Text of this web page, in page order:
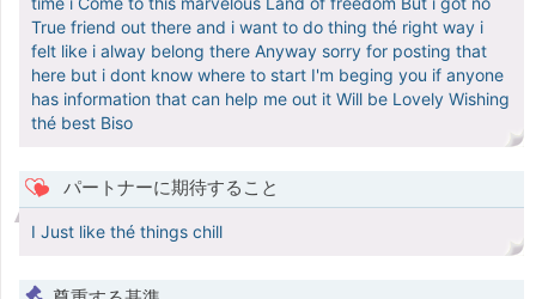
True friend out there and i want to do thing thé right way i
felt like i alway belong there Anyway sorry for posting that
here but i dont know where to start I'm beging you if anyone
has information that can help me out it Will be Lovely Wishing
thé best Biso
パートナーに期待すること
I Just like thé things chill